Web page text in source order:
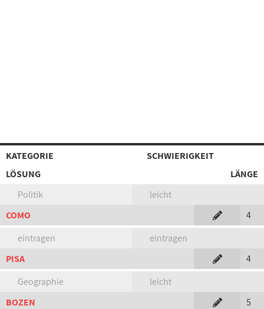
KATEGORIE
SCHWIERIGKEIT
LÖSUNG
LÄNGE
Politik
leicht
COMO
4
eintragen
eintragen
PISA
4
Geographie
leicht
BOZEN
5